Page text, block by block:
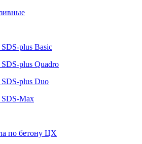
plus Basic
plus Quadro
plus Duo
Max
по бетону ЦХ